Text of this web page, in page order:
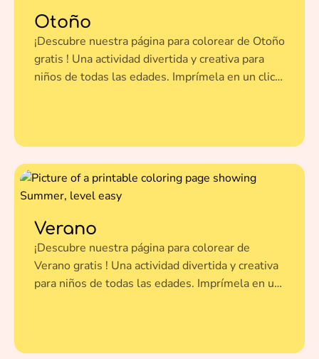
Otoño
¡Descubre nuestra página para colorear de Otoño
gratis ! Una actividad divertida y creativa para
niños de todas las edades. Imprímela en un clic y
Verano
¡Descubre nuestra página para colorear de
Verano gratis ! Una actividad divertida y creativa
para niños de todas las edades. Imprímela en un